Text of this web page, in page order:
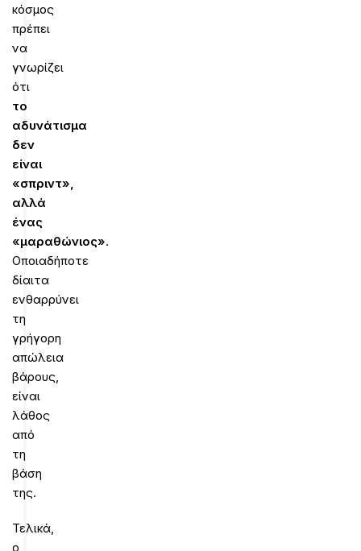
κόσμος
πρέπει
να
γνωρίζει
ότι
το
αδυνάτισμα
δεν
είναι
«σπριντ»,
αλλά
ένας
«μαραθώνιος».
Οποιαδήποτε
δίαιτα
ενθαρρύνει
τη
γρήγορη
απώλεια
βάρους,
είναι
λάθος
από
τη
βάση
της.
Τελικά,
ο